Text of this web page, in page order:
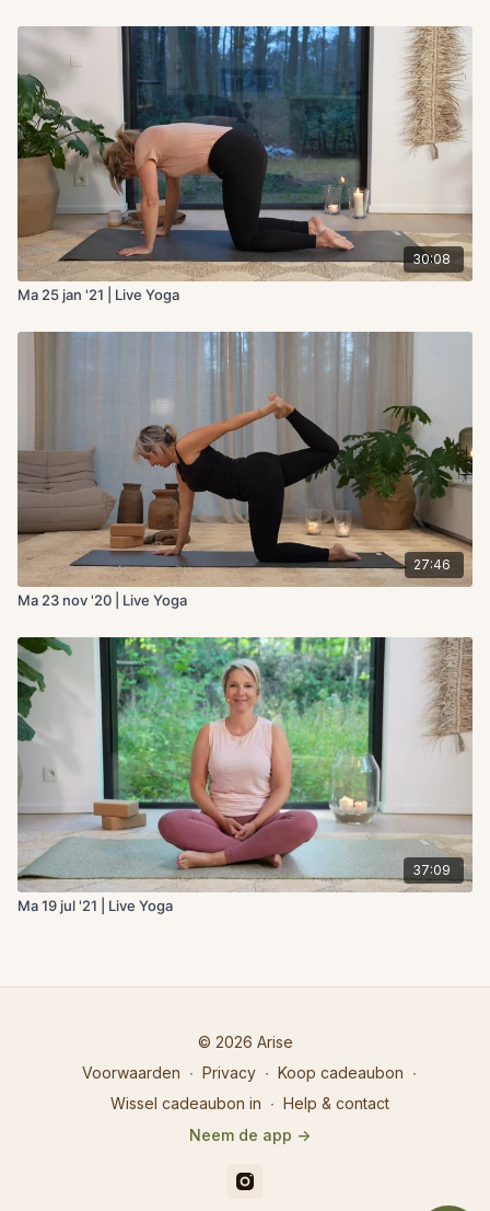
30:08
Ma 25 jan '21 | Live Yoga
27:46
Ma 23 nov '20 | Live Yoga
37:09
Ma 19 jul '21 | Live Yoga
© 2026 Arise
Voorwaarden ∙ Privacy ∙ Koop cadeaubon ∙
Wissel cadeaubon in ∙ Help & contact
Neem de app ->